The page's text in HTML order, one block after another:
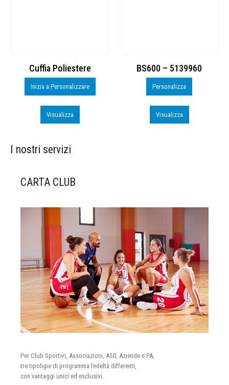
Cuffia Poliestere
Inizia a Personalizzare
Visualizza
BS600 – 5139960
Personalizza
Visualizza
I nostri servizi
CARTA CLUB
Per Club Sportivi, Associazioni, ASD, Aziende e PA,
tre tipoligie di programma fedeltà differenti,
con vantaggi unici ed esclusivi.